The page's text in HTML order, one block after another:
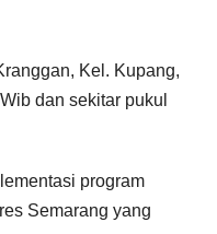
Kel. Kupang,
dan sekitar pukul
program
Semarang yang